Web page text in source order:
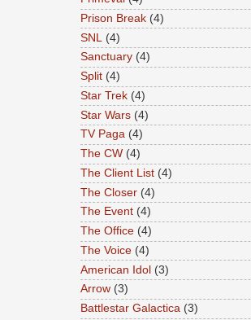
Prison Break (4)
SNL
(4)
Sanctuary (4)
Split (4)
Star Trek (4)
Star Wars (4)
TV Paga (4)
The CW (4)
The Client List (4)
The Closer (4)
The Event (4)
The Office (4)
The Voice (4)
American Idol (3)
Arrow (3)
Battlestar Galactica (3)